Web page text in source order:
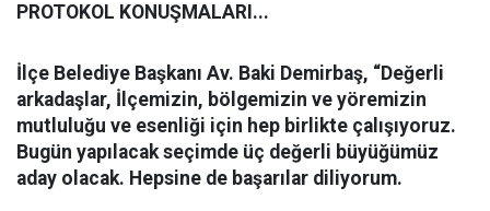
PROTOKOL KONUŞMALARI...
İlçe Belediye Başkanı Av. Baki Demirbaş, “Değerli
arkadaşlar, İlçemizin, bölgemizin ve yöremizin
mutluluğu ve esenliği için hep birlikte çalışıyoruz.
Bugün yapılacak seçimde üç değerli büyüğümüz
aday olacak. Hepsine de başarılar diliyorum.